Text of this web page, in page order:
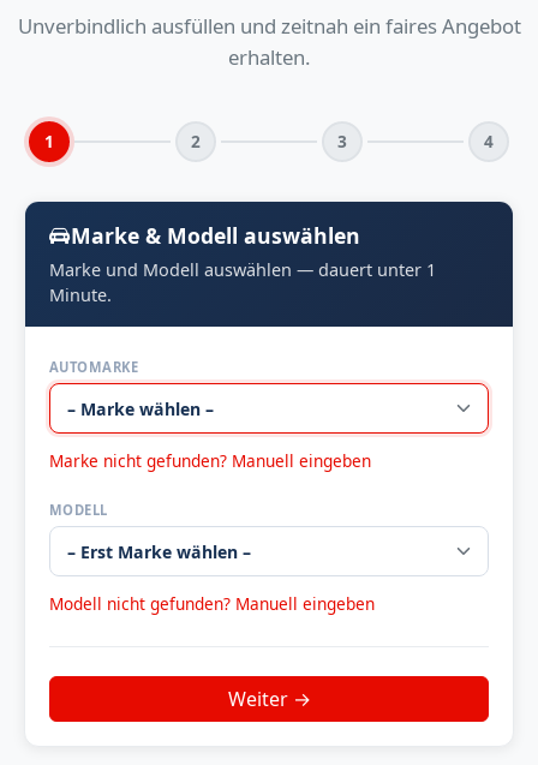
Unverbindlich ausfüllen und zeitnah ein faires Angebot
erhalten.
1 2 3 4
Marke & Modell auswählen
Marke und Modell auswählen — dauert unter 1
Minute.
AUTOMARKE
Marke nicht gefunden? Manuell eingeben
MODELL
Modell nicht gefunden? Manuell eingeben